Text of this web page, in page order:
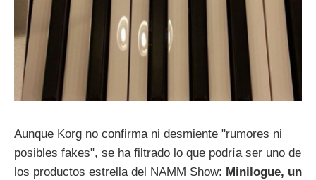
Aunque Korg no confirma ni desmiente "rumores ni
posibles fakes", se ha filtrado lo que podría ser uno de
los productos estrella del NAMM Show: Minilogue, un